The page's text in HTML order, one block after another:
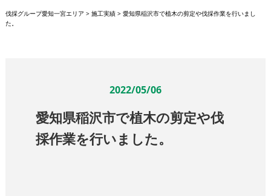
伐採グループ愛知一宮エリア > 施工実績> 愛知県稲沢市で植木の剪定や伐採作業を行いまし
た。
2022/05/06
愛知県稲沢市で植木の剪定や伐
採作業を行いました。